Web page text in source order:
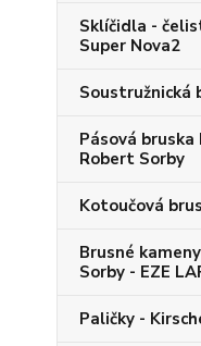
Sklíčidla -
Super Nova2
Soustružnická
Pásová bruska
Robert Sorby
Kotoučová
Brusné
Sorby - EZE
Paličky -